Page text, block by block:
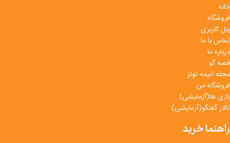
خانه
فروشگاه
پنل کاربری
تماس با ما
درباره ما
قصه گو
مجله انیمه تولز
فروشگاه من
بازی ها(آزمایشی)
تالار گفتگو(آزمایشی)
راهنما خرید